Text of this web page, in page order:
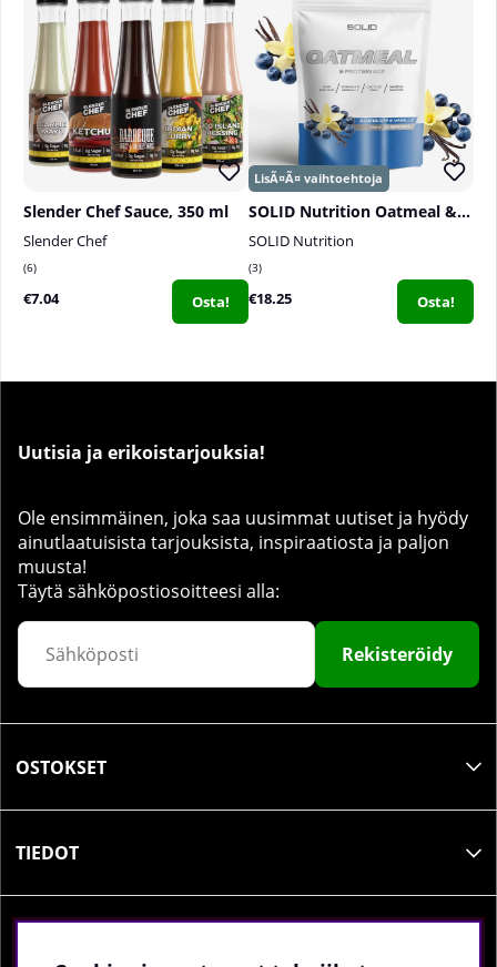
Slender Chef Sauce, 350 ml
Slender Chef
6
€7.04 Osta!
SOLID Nutrition Oatmeal & Protein Mix, 750 g
SOLID Nutrition
3
€18.25 Osta!
Uutisia ja erikoistarjouksia!
Ole ensimmäinen, joka saa uusimmat uutiset ja hyödy
ainutlaatuisista tarjouksista, inspiraatiosta ja paljon
muusta!
Täytä sähköpostiosoitteesi alla:
Rekisteröidy
OSTOKSET
TIEDOT